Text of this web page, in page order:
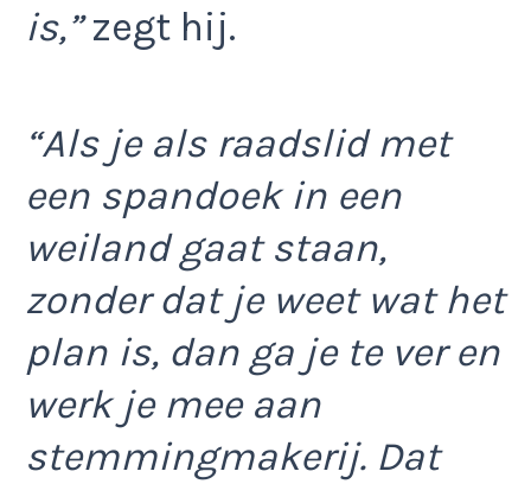
is,”zegt hij.
“Als je als raadslid met
een spandoek in een
weiland gaat staan,
zonder dat je weet wat het
plan is, dan ga je te ver en
werk je mee aan
stemmingmakerij. Dat